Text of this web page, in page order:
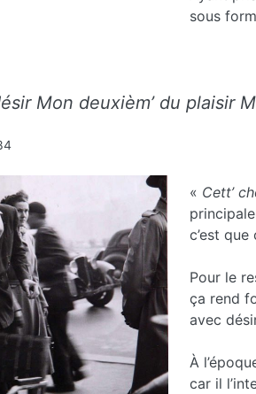
sous
Mon deuxièm’ du plaisir
« Cett’
c’est
Pour le
ça rend
avec
À
car il